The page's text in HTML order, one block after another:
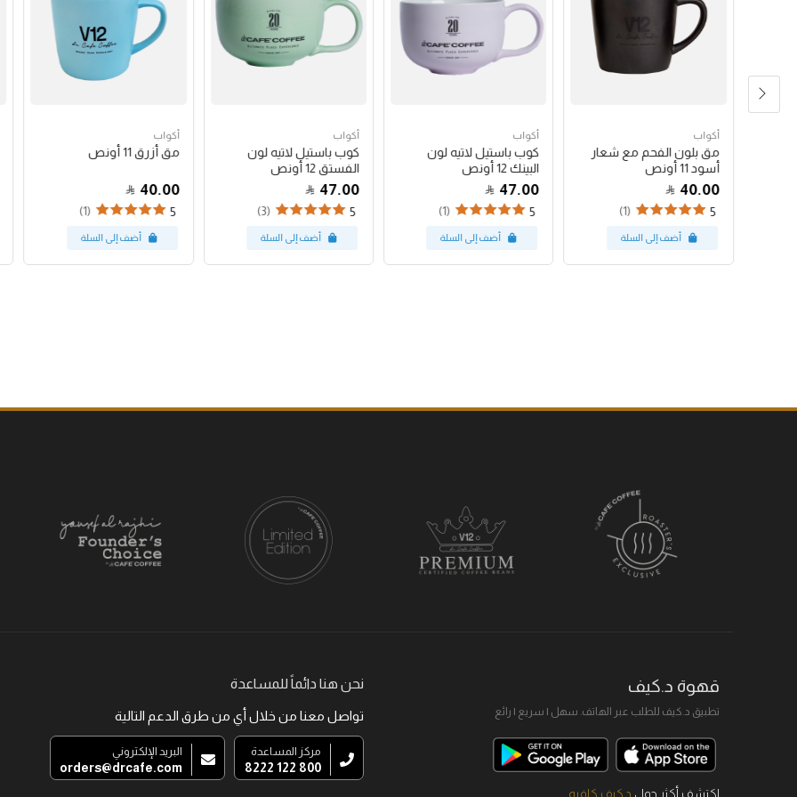
أكواب
مق بلون الفحم مع شعار
أسود 11 أونص
40.00
5
(1)
أكواب
كوب باستيل لاتيه لون
البينك 12 أونص
47.00
5
(1)
أكواب
كوب باستيل لاتيه لون
الفستق 12 أونص
47.00
5
(3)
أكواب
مق أزرق 11 أونص
40.00
5
(1)
قهوة د.كيف
تطبيق د.كيف للطلب عبر الهاتف. سهل I سريع I رائع
اكتشف أكثر حول د.كيف كافيه
نحن هنا دائماً للمساعدة
تواصل معنا من خلال أي من طرق الدعم التالية
مركز المساعدة
800 122 8222
البريد الإلكتروني
orders@drcafe.com